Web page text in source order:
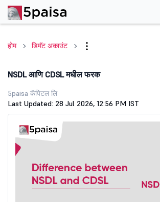
होम डिमॅट अकाउंट
NSDL आणि CDSL मधील फरक
5paisa कॅपिटल लि
Last Updated: 28 Jul 2026, 12:56 PM IST